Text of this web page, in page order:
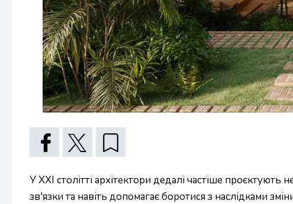
У XXI столітті архітектори дедалі частіше
зв'язки та навіть допомагає боротися з наслідками